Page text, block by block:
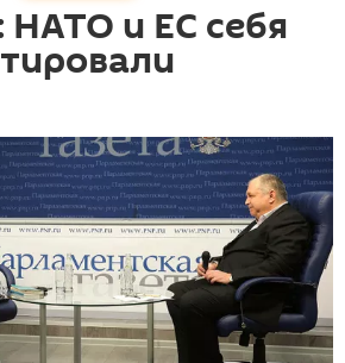
НАТО и ЕС себя